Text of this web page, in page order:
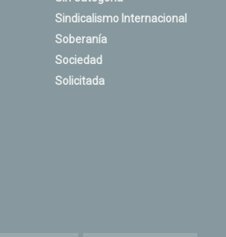
Sindicalismo Internacional
Soberanía
Sociedad
Solicitada